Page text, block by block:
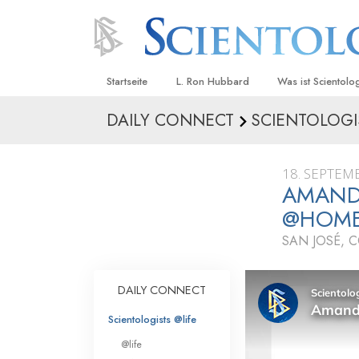
Startseite L. Ron Hubbard Was ist
Anschauungen
Was
sagen
Lernen Sie einen
Innerhalb einer
Die
DAILY CONNECT
18.
SAN JOSÉ,
DAILY CONNECT
Scientologists @life
@life